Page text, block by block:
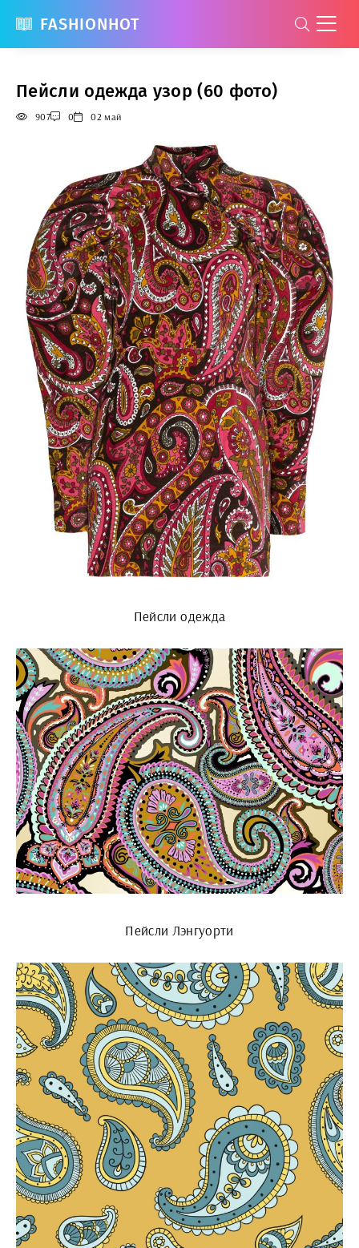
FASHIONHOT
Пейсли одежда узор (60 фото)
907 0 02 май
Пейсли одежда
Пейсли Лэнгуорти